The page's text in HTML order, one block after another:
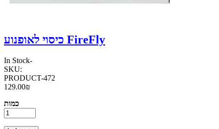
כיסוי לאופנוע FireFly
In Stock-
SKU:
PRODUCT-472
129.00₪
כמות